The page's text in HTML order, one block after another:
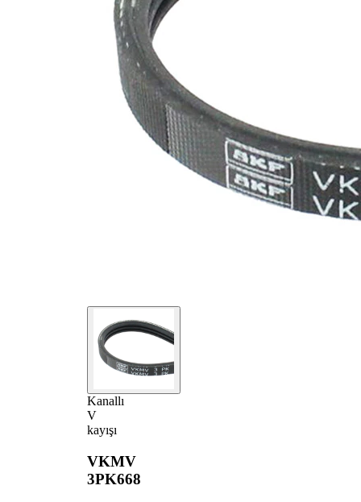
Kanallı
V
kayışı
VKMV
3PK668
SVHC
mevcut
değil!
Kayış
malzemesi
(Etilen
Propilen
Dien
Kauçuk)